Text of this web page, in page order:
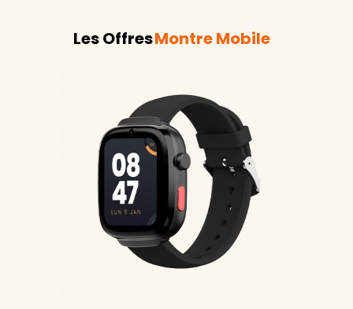
Les OffresMontre Mobile